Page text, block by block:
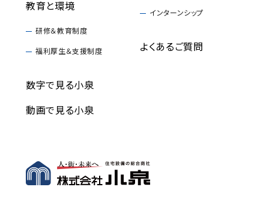
教育と環境
研修＆教育制度
福利厚生＆支援制度
数字で見る小泉
動画で見る小泉
インターンシップ
よくあるご質問